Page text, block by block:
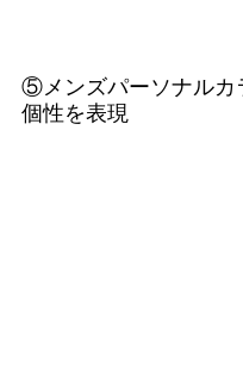
⑤メンズパーソナルカ
個性を表現